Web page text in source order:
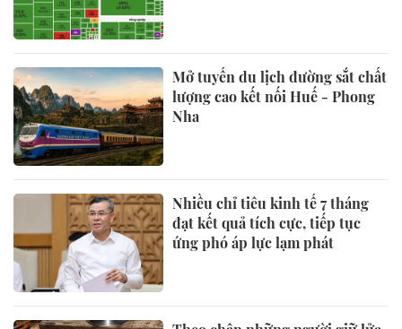
Mở tuyến du lịch đường sắt chất
lượng cao kết nối Huế - Phong
Nha
Nhiều chỉ tiêu kinh tế 7 tháng
đạt kết quả tích cực, tiếp tục
ứng phó áp lực lạm phát